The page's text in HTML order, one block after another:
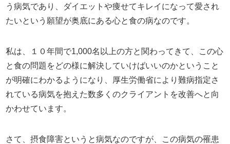
う病気であり、ダイエットや痩せてキレイになって愛され
たいという願望が奥底にある心と食の病なのです。
私は、１０年間で1,000名以上の方と関わってきて、この心
と食の問題をどの様に解決していけばいいのかということ
が明確にわかるようになり、厚生労働省により難病指定さ
れている病気を抱えた数多くのクライアントを改善へと向
かわせています。
さて、摂食障害というと病気なのですが、この病気の罹患